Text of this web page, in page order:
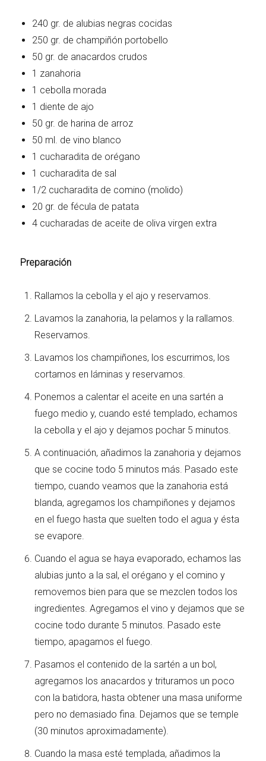
240 gr. de alubias negras cocidas
250 gr. de champiñón portobello
50 gr. de anacardos crudos
1 zanahoria
1 cebolla morada
1 diente de ajo
50 gr. de harina de arroz
50 ml. de vino blanco
1 cucharadita de orégano
1 cucharadita de sal
1/2 cucharadita de comino (molido)
20 gr. de fécula de patata
4 cucharadas de aceite de oliva virgen extra
Preparación
Rallamos la cebolla y el ajo y reservamos.
Lavamos la zanahoria, la pelamos y la rallamos.
Reservamos.
Lavamos los champiñones, los escurrimos, los
cortamos en láminas y reservamos.
Ponemos a calentar el aceite en una sartén a
fuego medio y, cuando esté templado, echamos
la cebolla y el ajo y dejamos pochar 5 minutos.
A continuación, añadimos la zanahoria y dejamos
que se cocine todo 5 minutos más. Pasado este
tiempo, cuando veamos que la zanahoria está
blanda, agregamos los champiñones y dejamos
en el fuego hasta que suelten todo el agua y ésta
se evapore.
Cuando el agua se haya evaporado, echamos las
alubias junto a la sal, el orégano y el comino y
removemos bien para que se mezclen todos los
ingredientes. Agregamos el vino y dejamos que se
cocine todo durante 5 minutos. Pasado este
tiempo, apagamos el fuego.
Pasamos el contenido de la sartén a un bol,
agregamos los anacardos y trituramos un poco
con la batidora, hasta obtener una masa uniforme
pero no demasiado fina. Dejamos que se temple
(30 minutos aproximadamente).
Cuando la masa esté templada, añadimos la